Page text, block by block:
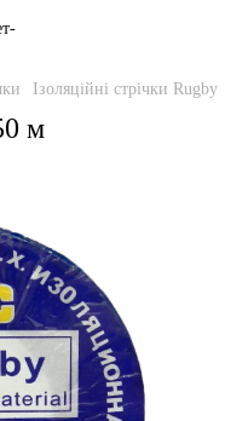
Ізоляційні стрічки Rugby
м